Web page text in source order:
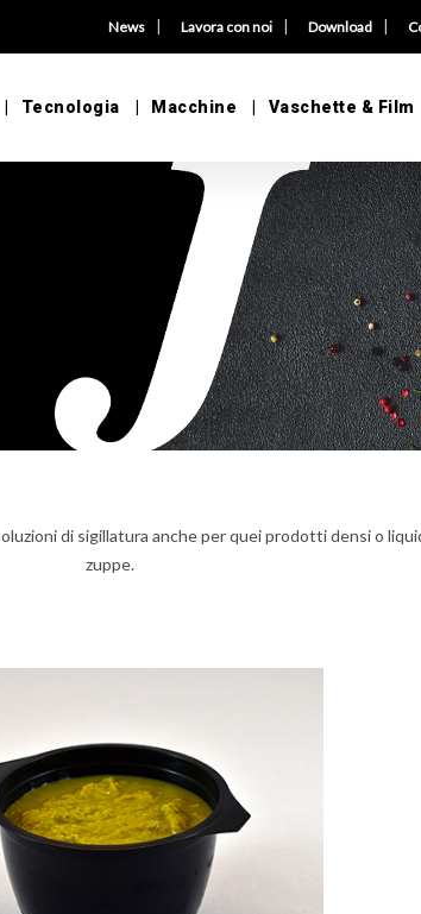
News Lavora con noi Download
Tecnologia Macchine Vaschette & Film
di sigillatura anche per quei prodotti densi o
zuppe.